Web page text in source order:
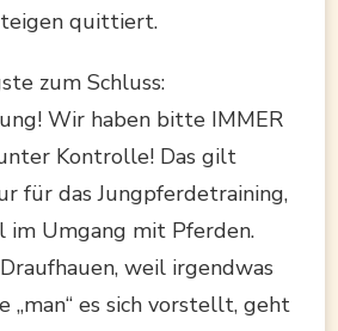
quittiert.
zum Schluss:
Wir haben bitte IMMER
Kontrolle! Das gilt
für das Jungpferdetraining,
im Umgang mit Pferden.
weil irgendwas
„man“ es sich vorstellt, geht